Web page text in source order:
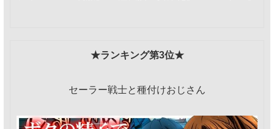
★ランキング第3位★
セーラー戦士と種付けおじさん